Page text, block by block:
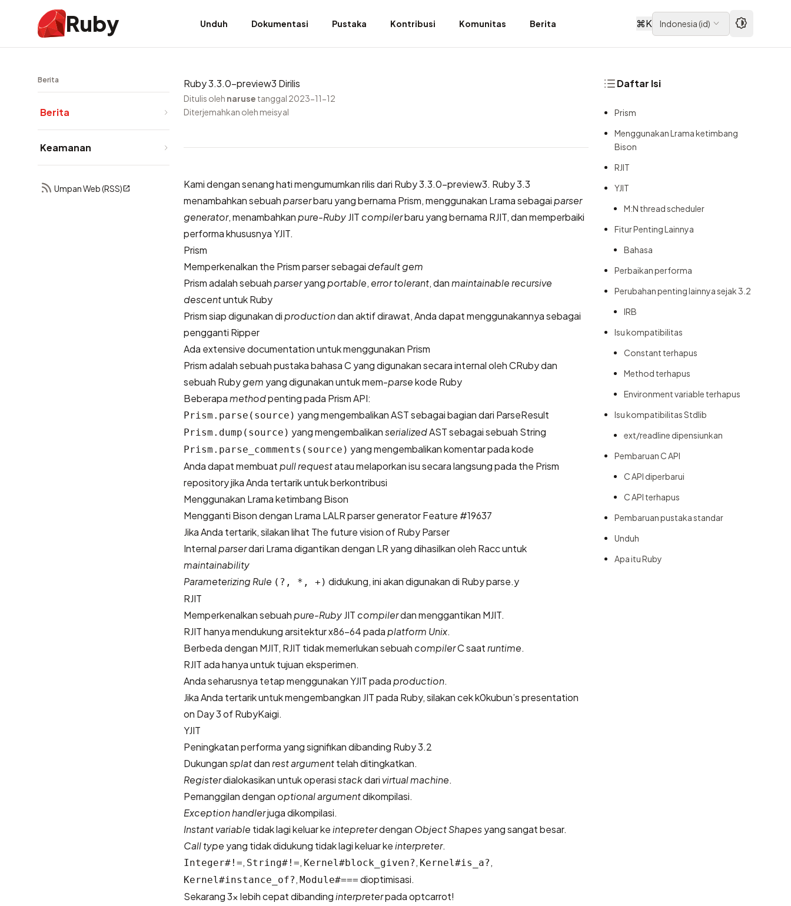
Ruby Unduh Dokumentasi Pustaka Kontribusi Komunitas Berita ⌘K Indonesia(id)
Berita
Berita
Keamanan
Umpan Web (RSS)
Ruby 3.3.0-preview3 Dirilis
Ditulis oleh naruse tanggal 2023-11-12
Diterjemahkan oleh meisyal
Kami dengan senang hati mengumumkan rilis dari Ruby 3.3.0-preview3. Ruby 3.3
menambahkan sebuahparserbaru yang bernama Prism, menggunakan Lrama sebagaiparser
generator, menambahkanpure-RubyJIT compilerbaru yang bernama RJIT, dan memperbaiki
performa khususnya YJIT.
Prism
Memperkenalkan the Prism parsersebagai default gem
Prism adalah sebuahparseryangportable, error tolerant, danmaintainable recursive
descentuntuk Ruby
Prism siap digunakan diproductiondan aktif dirawat, Anda dapat menggunakannya sebagai
pengganti Ripper
Ada extensive documentationuntuk menggunakan Prism
Prism adalah sebuah pustaka bahasa C yang digunakan secara internal oleh CRuby dan
sebuah Rubygem yang digunakan untuk mem-parsekode Ruby
Beberapamethodpenting pada Prism API:
Prism.parse(source) yang mengembalikan AST sebagai bagian dari ParseResult
Prism.dump(source) yang mengembalikanserializedAST sebagai sebuah String
Prism.parse_comments(source) yang mengembalikan komentar pada kode
Anda dapat membuatpull requestatau melaporkan isu secara langsung pada the Prism
repositoryjika Anda tertarik untuk berkontribusi
Menggunakan Lrama ketimbang Bison
Mengganti Bison dengan Lrama LALR parser generatorFeature #19637
Jika Anda tertarik, silakan lihat The future vision of Ruby Parser
Internalparserdari Lrama digantikan dengan LR yang dihasilkan oleh Racc untuk
maintainability
Parameterizing Rule (?, *, +) didukung, ini akan digunakan di Ruby parse.y
RJIT
Memperkenalkan sebuahpure-RubyJIT compilerdan menggantikan MJIT.
RJIT hanya mendukung arsitektur x86-64 padaplatform Unix.
Berbeda dengan MJIT, RJIT tidak memerlukan sebuah compilerC saatruntime.
RJIT ada hanya untuk tujuan eksperimen.
Anda seharusnya tetap menggunakan YJIT padaproduction.
Jika Anda tertarik untuk mengembangkan JIT pada Ruby, silakan cekk0kubun’s presentation
on Day 3 of RubyKaigi.
YJIT
Peningkatan performa yang signifikan dibanding Ruby 3.2
Dukungansplatdanrest argumenttelah ditingkatkan.
Registerdialokasikan untuk operasistackdarivirtual machine.
Pemanggilan dengan optional argumentdikompilasi.
Exception handlerjuga dikompilasi.
Instant variable tidak lagi keluar keintepreterdengan Object Shapesyang sangat besar.
Call type yang tidak didukung tidak lagi keluar keinterpreter.
Integer#!=, String#!=, Kernel#block_given? , Kernel#is_a? ,
Kernel#instance_of? , Module#=== dioptimisasi.
Sekarang 3x lebih cepat dibandinginterpreterpada optcarrot!
Daftar Isi
Prism
Menggunakan Lrama ketimbang
Bison
RJIT
YJIT
M:N thread scheduler
Fitur Penting Lainnya
Bahasa
Perbaikan performa
Perubahan penting lainnya sejak 3.2
IRB
Isu kompatibilitas
Constant terhapus
Method terhapus
Environment variable terhapus
Isu kompatibilitas Stdlib
ext/readline dipensiunkan
Pembaruan C API
C API diperbarui
C API terhapus
Pembaruan pustaka standar
Unduh
Apa itu Ruby